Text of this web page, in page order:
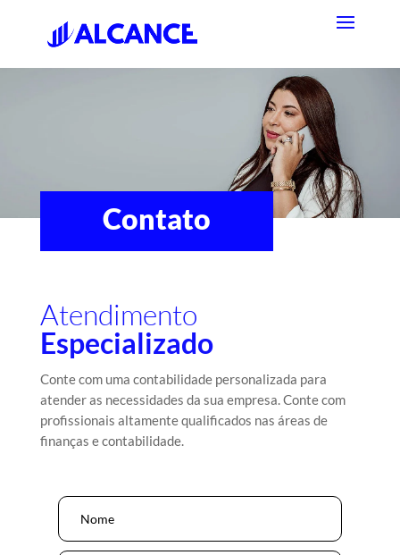
Contato
Atendimento
Especializado
Conte com uma contabilidade personalizada para
atender as necessidades da sua empresa. Conte com
profissionais altamente qualificados nas áreas de
finanças e contabilidade.